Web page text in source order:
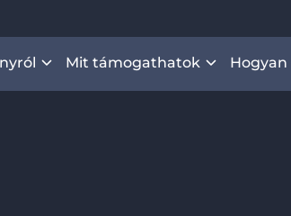
Mit támogathatok